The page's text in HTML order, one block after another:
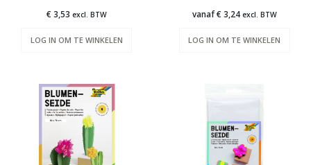
€ 3,53 excl. BTW
LOG IN OM TE WINKELEN
vanaf € 3,24 excl. BTW
LOG IN OM TE WINKELEN